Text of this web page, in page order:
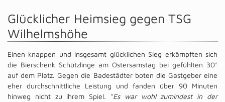
Glücklicher Heimsieg gegen TSG
Wilhelmshöhe
Einen knappen und insgesamt glücklichen Sieg erkämpften sich
die Bierschenk Schützlinge am Ostersamstag bei gefühlten 30°
auf dem Platz. Gegen die Badestädter boten die Gastgeber eine
eher durchschnittliche Leistung und fanden über 90 Minuten
hinweg nicht zu ihrem Spiel. "Es war wohl zumindest in der